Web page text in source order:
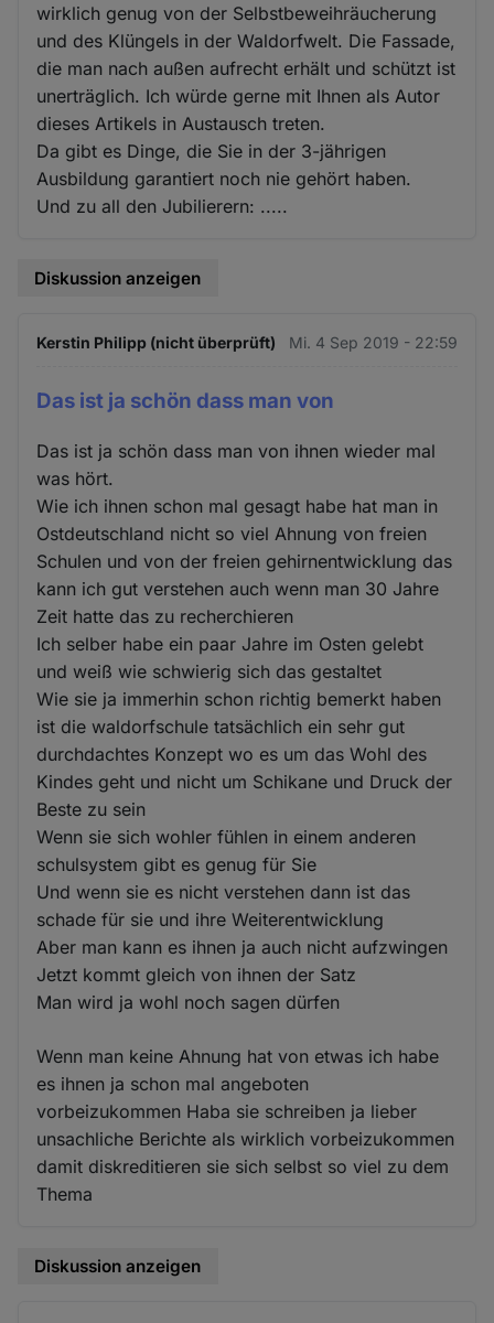
wirklich genug von der Selbstbeweihräucherung
und des Klüngels in der Waldorfwelt. Die Fassade,
die man nach außen aufrecht erhält und schützt ist
unerträglich. Ich würde gerne mit Ihnen als Autor
dieses Artikels in Austausch treten.
Da gibt es Dinge, die Sie in der 3-jährigen
Ausbildung garantiert noch nie gehört haben.
Und zu all den Jubilierern: .....
Diskussion anzeigen
Kerstin Philipp (nicht überprüft) Mi. 4 Sep 2019 - 22:59
Das ist ja schön dass man von
Das ist ja schön dass man von ihnen wieder mal
was hört.
Wie ich ihnen schon mal gesagt habe hat man in
Ostdeutschland nicht so viel Ahnung von freien
Schulen und von der freien gehirnentwicklung das
kann ich gut verstehen auch wenn man 30 Jahre
Zeit hatte das zu recherchieren
Ich selber habe ein paar Jahre im Osten gelebt
und weiß wie schwierig sich das gestaltet
Wie sie ja immerhin schon richtig bemerkt haben
ist die waldorfschule tatsächlich ein sehr gut
durchdachtes Konzept wo es um das Wohl des
Kindes geht und nicht um Schikane und Druck der
Beste zu sein
Wenn sie sich wohler fühlen in einem anderen
schulsystem gibt es genug für Sie
Und wenn sie es nicht verstehen dann ist das
schade für sie und ihre Weiterentwicklung
Aber man kann es ihnen ja auch nicht aufzwingen
Jetzt kommt gleich von ihnen der Satz
Man wird ja wohl noch sagen dürfen
Wenn man keine Ahnung hat von etwas ich habe
es ihnen ja schon mal angeboten
vorbeizukommen Haba sie schreiben ja lieber
unsachliche Berichte als wirklich vorbeizukommen
damit diskreditieren sie sich selbst so viel zu dem
Thema
Diskussion anzeigen